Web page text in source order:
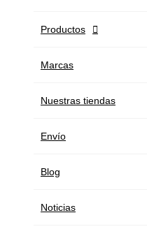
Productos 
Marcas
Nuestras tiendas
Envío
Blog
Noticias